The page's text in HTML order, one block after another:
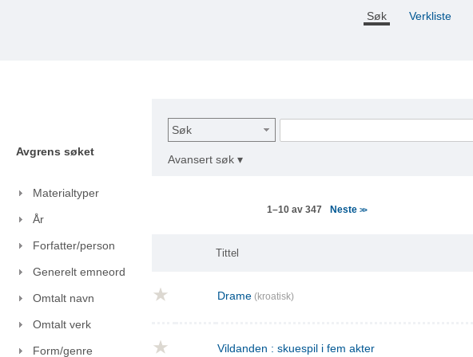
Søk Verkliste
Avgrens søket
Materialtyper
År
Forfatter/person
Generelt emneord
Omtalt navn
Omtalt verk
Form/genre
Søk
Avansert søk ▾
1–10 av 347 Neste >>
Tittel
Drame (kroatisk)
Vildanden : skuespil i fem akter